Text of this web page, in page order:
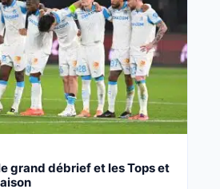
grand débrief et les Tops et